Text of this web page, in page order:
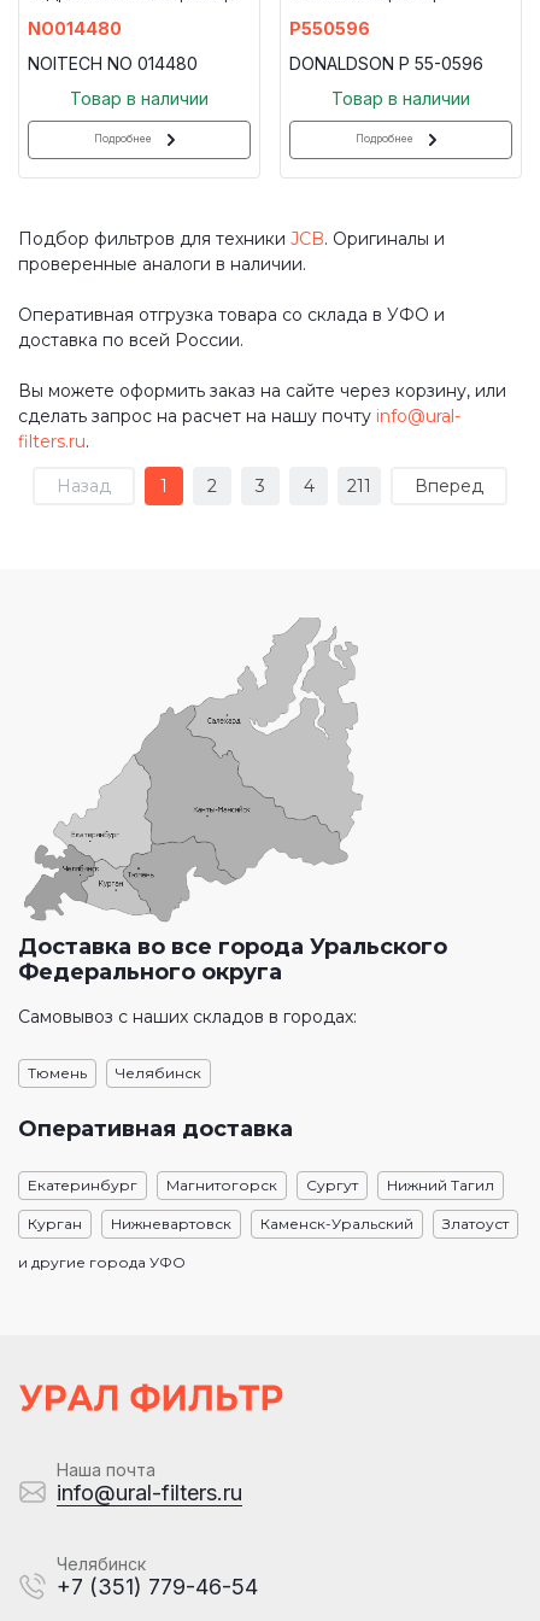
NO014480
NOITECH NO 014480
Товар в наличии
Подробнее
P550596
DONALDSON P 55-0596
Товар в наличии
Подробнее
Подбор фильтров для техники JCB. Оригиналы и
проверенные аналоги в наличии.
Оперативная отгрузка товара со склада в УФО и
доставка по всей России.
Вы можете оформить заказ на сайте через корзину, или
сделать запрос на расчет на нашу почту info@ural-
filters.ru.
Назад 1 2 3 4 211 Вперед
Доставка во все города Уральского
Федерального округа
Самовывоз с наших складов в городах:
Тюмень Челябинск
Оперативная доставка
Екатеринбург Магнитогорск Сургут Нижний Тагил
Курган Нижневартовск Каменск-Уральский Златоуст
и другие города УФО
Наша почта
info@ural-filters.ru
Челябинск
+7 (351) 779-46-54